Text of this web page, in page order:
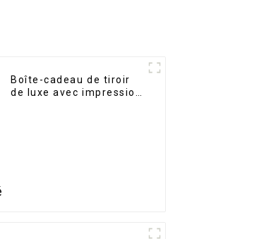
Boîte-cadeau de tiroir
de luxe avec impression